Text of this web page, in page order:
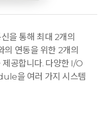
을 통해 최대 2개의
의 연동을 위한 2개의
공합니다. 다양한 I/O
을 여러 가지 시스템